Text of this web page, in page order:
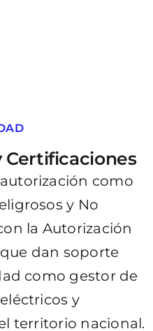
Certificaciones
como
y No
la Autorización
dan soporte
como gestor de
y
territorio nacional.